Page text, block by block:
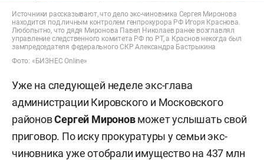
Источники рассказывают, что дело экс-чиновника Сергея Миронова
находится под личным контролем генпрокурора РФ Игоря Краснова.
Любопытно, что дядя Миронова Павел Николаев ранее возглавлял
управление следственного комитета РФ по РТ, а Краснов некогда был
зампредседателя федерального СКР Александра Бастрыкина
Фото: «БИЗНЕС Online»
Уже на следующей неделе экс-глава
администрации Кировского и Московского
районовСергей Мироновможет услышать свой
приговор. По иску прокуратуры у семьи экс-
чиновника ужеотобрали имущество на 437 млн